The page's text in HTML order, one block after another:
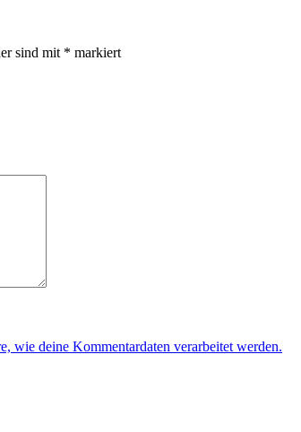
sind mit * markiert
wie deine Kommentardaten verarbeitet werden.